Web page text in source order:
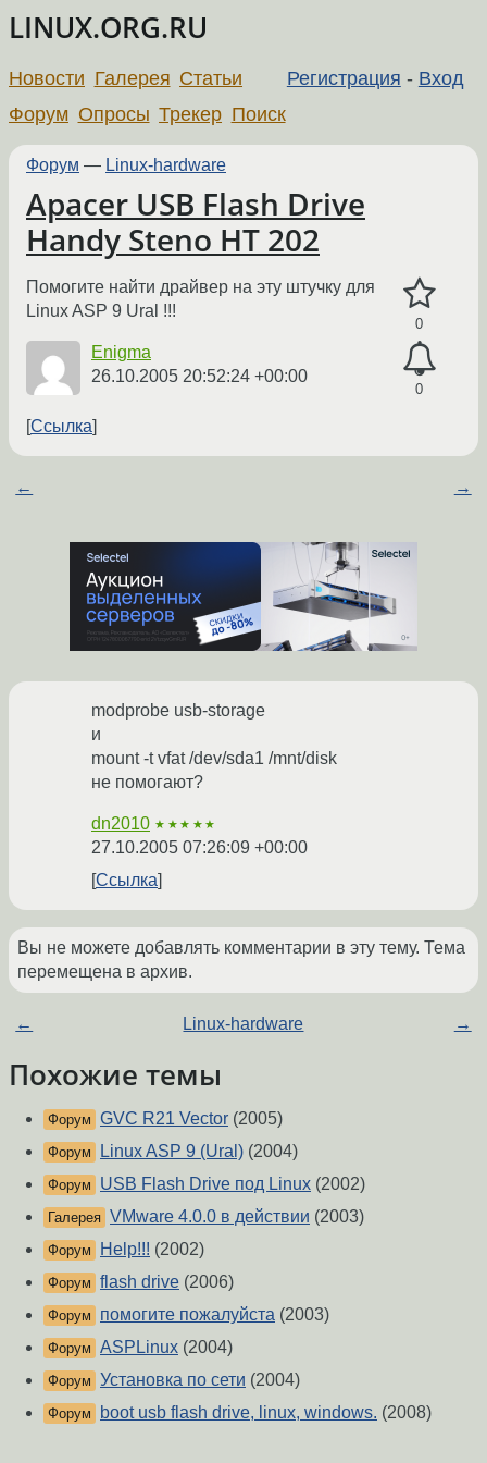
LINUX.ORG.RU
Регистрация - Вход
Новости Галерея Статьи
Форум Опросы Трекер Поиск
Форум — Linux-hardware
Apacer USB Flash Drive
Handy Steno HT 202
0
0
Помогите найти драйвер на эту штучку для
Linux ASP 9 Ural !!!
Enigma
26.10.2005 20:52:24 +00:00
Ссылка
← →
modprobe usb-storage
и
mount -t vfat /dev/sda1 /mnt/disk
не помогают?
dn2010 ★★★★★
27.10.2005 07:26:09 +00:00
Ссылка
Вы не можете добавлять комментарии в эту тему. Тема
перемещена в архив.
← Linux-hardware →
Похожие темы
Форум GVC R21 Vector (2005)
Форум Linux ASP 9 (Ural) (2004)
Форум USB Flash Drive под Linux (2002)
Галерея VMware 4.0.0 в действии (2003)
Форум Help!!! (2002)
Форум flash drive (2006)
Форум помогите пожалуйста (2003)
Форум ASPLinux (2004)
Форум Установка по сети (2004)
Форум boot usb flash drive, linux, windows. (2008)